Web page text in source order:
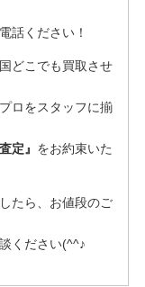
話ください！
どこでも買取させ
ロをスタッフに揃
定』 をお約束いた
たら、お値段のご
ください(^^♪